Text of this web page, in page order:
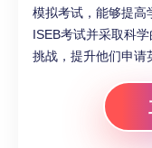
模拟考试，能够提高
ISEB考试并采取科
挑战，提升他们申请